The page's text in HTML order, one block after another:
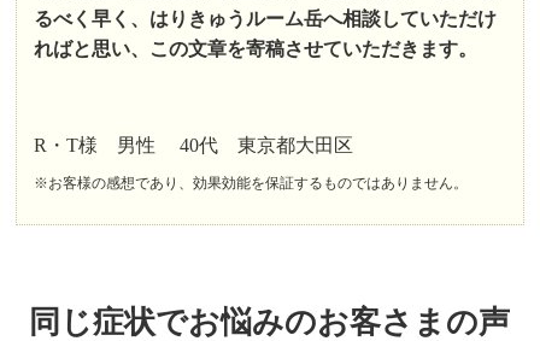
るべく早く、はりきゅうルーム岳へ相談していただけ
ればと思い、この文章を寄稿させていただきます。
R・T様 男性 40代 東京都大田区
※お客様の感想であり、効果効能を保証するものではありません。
同じ症状でお悩みのお客さまの声